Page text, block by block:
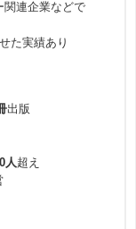
関連企業などで
た実績あり
出版
人 超え